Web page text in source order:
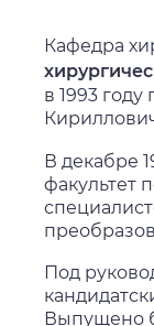
Кафедра
в 1993
В декабре
факультет
Под
Выпущено